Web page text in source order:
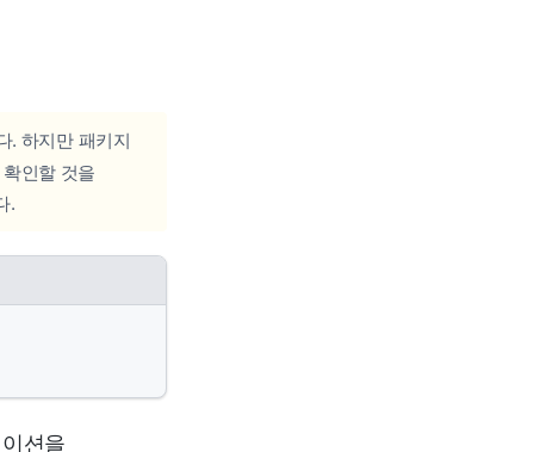
. 하지만 패키지
인할 것을
.
션을